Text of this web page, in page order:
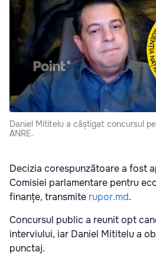
Daniel Mititelu a câștigat concursul
ANRE.
Decizia corespunzătoare a fost
Comisiei parlamentare pentru
finanțe, transmite rupor.md.
Concursul public a reunit opt
interviului, iar Daniel Mititelu a
punctaj.